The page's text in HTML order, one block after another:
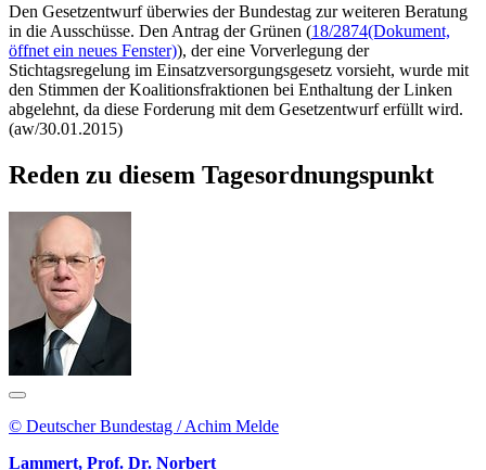
Den Gesetzentwurf überwies der Bundestag zur weiteren Beratung
in die Ausschüsse. Den Antrag der Grünen (18/2874(Dokument,
öffnet ein neues Fenster)), der eine Vorverlegung der
Stichtagsregelung im Einsatzversorgungsgesetz vorsieht, wurde mit
den Stimmen der Koalitionsfraktionen bei Enthaltung der Linken
abgelehnt, da diese Forderung mit dem Gesetzentwurf erfüllt wird.
(aw/30.01.2015)
Reden zu diesem Tagesordnungspunkt
© Deutscher Bundestag / Achim Melde
Lammert, Prof. Dr. Norbert